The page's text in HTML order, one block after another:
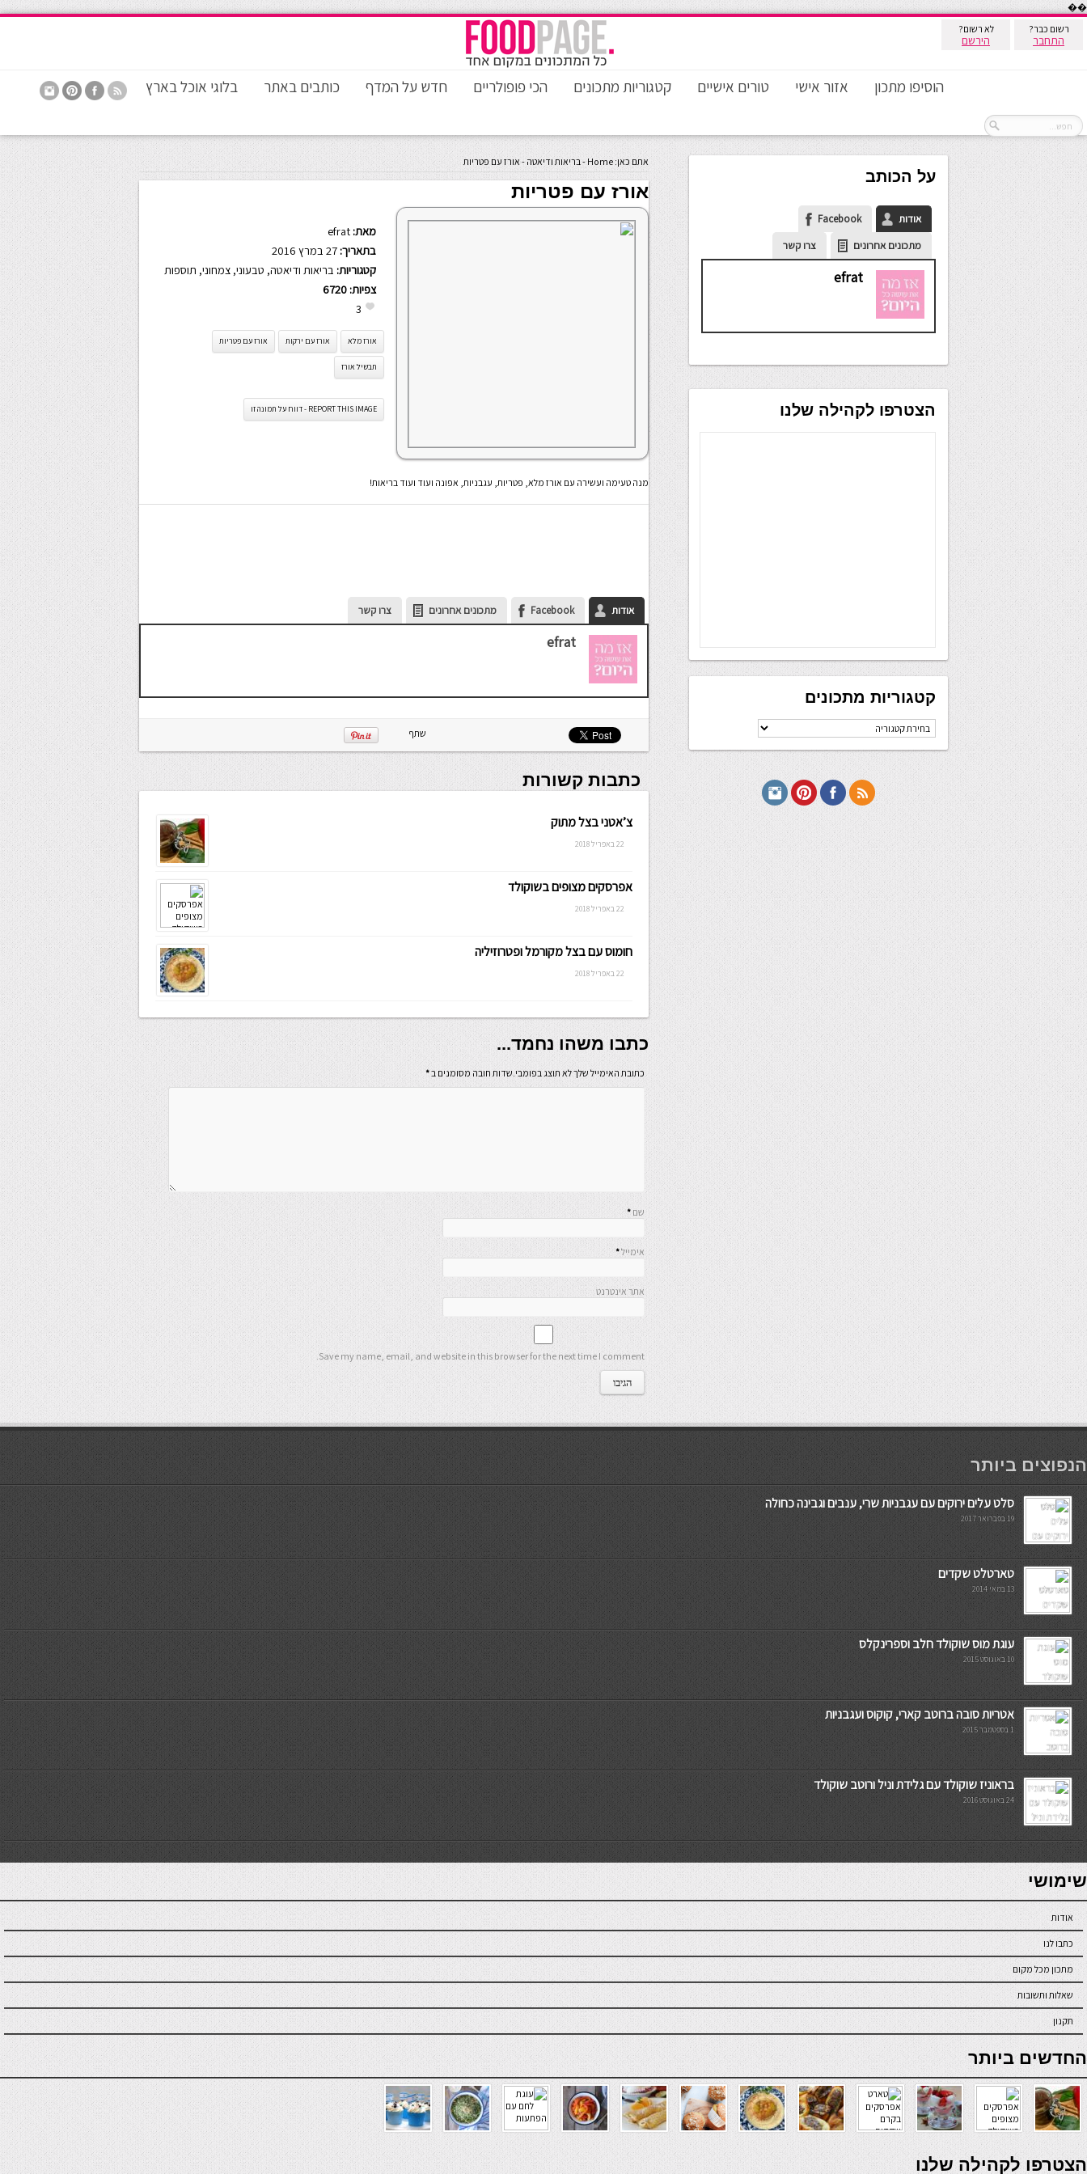
��
רשום כבר?
התחבר
לא רשום?
הירשם
הוסיפו מתכון אזור אישי טורים אישיים קטגוריות מתכונים הכי פופולריים חדש על המדף כותבים באתר בלוגי אוכל בארץ
אתם כאן: Home
-בריאות ודיאטה - אורז עם פטריות
אורז עם פטריות
מאת: efrat
בתאריך:
קטגוריות: בריאות ודיאטה, טבעוני, צמחוני, תוספות
צפיות: 6720
3
אורז מלא אורז עם ירקות אורז עם פטריות
תבשיל אורז
REPORT THIS IMAGE - דווח על תמונה זו
מנה טעימה ועשירה עם אורז מלא, פטריות, עגבניות, אפונה ועוד ועוד בריאות!
אודות Facebook מתכונים אחרונים צרו קשר
efrat
שתף
כתבות קשורות
צ’אטני בצל מתוק
22 באפריל 2018
אפרסקים מצופים בשוקולד
22 באפריל 2018
חומוס עם בצל מקורמל ופטרוזיליה
22 באפריל 2018
כתבו משהו נחמד...
כתובת האימייל שלך לא תוצג בפומבי.שדות חובה מסומנים ב*
שם *
אימייל*
אתר אינטרנט
Save my name, email, and website in this browser for the next time I comment.
על הכותב
אודות
Facebook
מתכונים אחרונים
צרו קשר
efrat
הצטרפו לקהילה שלנו
קטגוריות מתכונים
קטגוריות
מתכונים
мостбет кг
הנפוצים ביותר
סלט עלים ירוקים עם עגבניות שרי, ענבים וגבינה כחולה
19 בפברואר 2017
טארטלט שקדים
13 במאי 2014
עוגת מוס שוקולד חלב וספרינקלס
10 באוגוסט 2015
אטריות סובה ברוטב קארי, קוקוס ועגבניות
1 בספטמבר 2015
בראוניז שוקולד עם גלידת וניל ורוטב שוקולד
24 באוגוסט 2016
7slots
seriöse online casinos österreich
שימושי
אודות
כתבו לנו
מתכון מכל מקום
שאלות ותשובות
תקנון
online casino
החדשים ביותר
verde casino
הצטרפו לקהילה שלנו